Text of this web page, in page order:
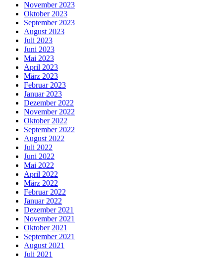
November 2023
Oktober 2023
September 2023
August 2023
Juli 2023
Juni 2023
Mai 2023
April 2023
März 2023
Februar 2023
Januar 2023
Dezember 2022
November 2022
Oktober 2022
September 2022
August 2022
Juli 2022
Juni 2022
Mai 2022
April 2022
März 2022
Februar 2022
Januar 2022
Dezember 2021
November 2021
Oktober 2021
September 2021
August 2021
Juli 2021